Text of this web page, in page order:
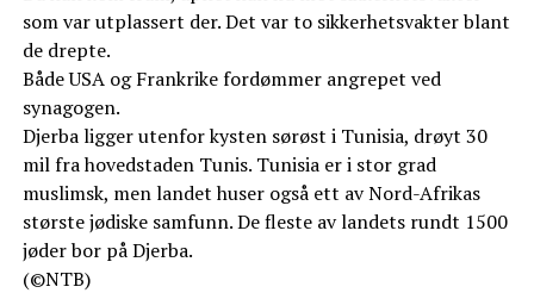
som var utplassert der. Det var to sikkerhetsvakter blant
de drepte.
Både USA og Frankrike fordømmer angrepet ved
synagogen.
Djerba ligger utenfor kysten sørøst i Tunisia, drøyt 30
mil fra hovedstaden Tunis. Tunisia er i stor grad
muslimsk, men landet huser også ett av Nord-Afrikas
største jødiske samfunn. De fleste av landets rundt 1500
jøder bor på Djerba.
(©NTB)